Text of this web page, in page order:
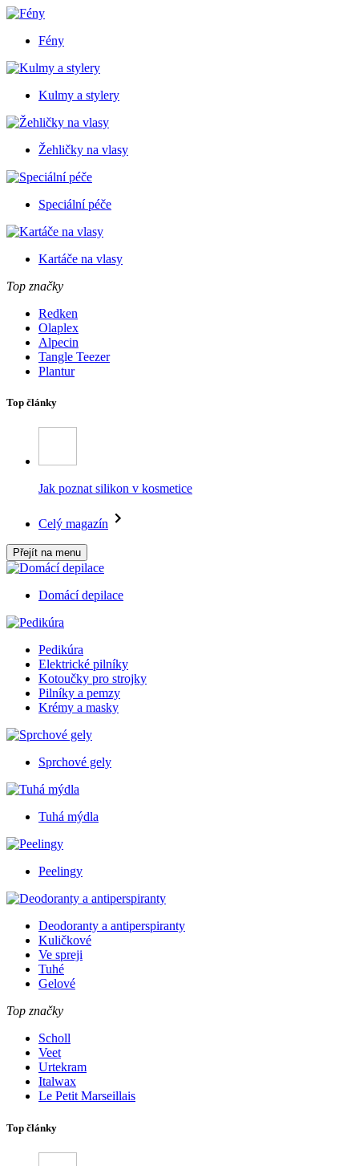
Fény
Kulmy a stylery
Žehličky na vlasy
Speciální péče
Kartáče na vlasy
Top značky
Redken
Olaplex
Alpecin
Tangle Teezer
Plantur
Top články
Jak poznat silikon v kosmetice
Celý magazín
Přejít na menu
Domácí depilace
Pedikúra
Elektrické pilníky
Kotoučky pro strojky
Pilníky a pemzy
Krémy a masky
Sprchové gely
Tuhá mýdla
Peelingy
Deodoranty a antiperspiranty
Kuličkové
Ve spreji
Tuhé
Gelové
Top značky
Scholl
Veet
Urtekram
Italwax
Le Petit Marseillais
Top články